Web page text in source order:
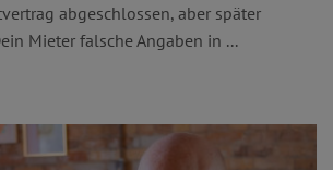
abgeschlossen, aber später
Mieter falsche Angaben in ...